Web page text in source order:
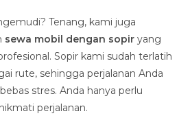
Tenang, kami juga
sewa mobil dengan sopir yang
Sopir kami sudah terlatih
rute, sehingga perjalanan Anda
stres. Anda hanya perlu
perjalanan.